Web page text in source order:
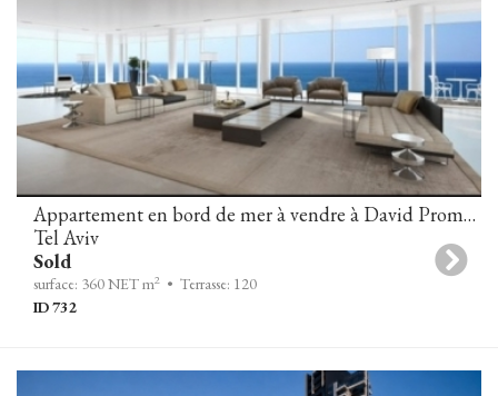
Appartement en bord de mer à vendre à David Promenade Towers
Tel Aviv
Sold
surface: 360 NET m2 • Terrasse: 120
ID 732